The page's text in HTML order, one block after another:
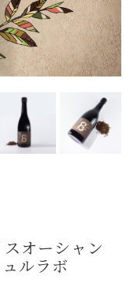
オーシャン
ルラボ